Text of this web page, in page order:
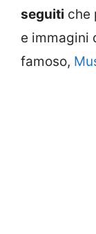
seguiti che
e immagini
famoso,